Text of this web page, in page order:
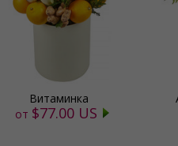
Витаминка
от $77.00 US